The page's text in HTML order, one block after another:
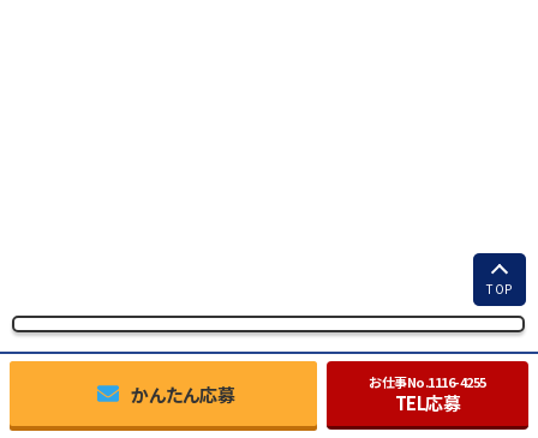
お仕事No.1116-4255
TEL応募
かんたん応募
TOP